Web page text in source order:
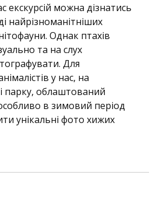
екскурсій можна дізнатись
найрізноманітніших
Однак птахів
та на слух
Для
у нас, на
парку, облаштований
в зимовий період
унікальні фото хижих